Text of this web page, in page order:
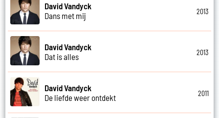
David Vandyck
Dans met mij
2013
David Vandyck
Dat is alles
2013
David Vandyck
De liefde weer ontdekt
2011